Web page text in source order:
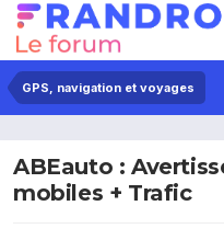
GPS, navigation et voyages
ABEauto :
mobiles + Trafic